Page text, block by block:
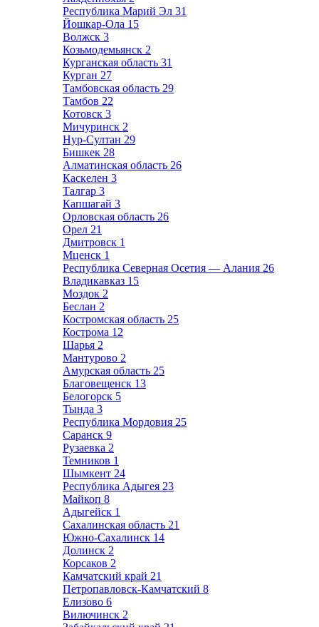
Республика Марий Эл 31
Йошкар-Ола 15
Волжск 3
Козьмодемьянск 2
Курганская область 31
Курган 27
Тамбовская область 29
Тамбов 22
Котовск 3
Мичуринск 2
Нур-Султан 29
Бишкек 28
Алматинская область 26
Каскелен 3
Талгар 3
Капшагай 3
Орловская область 26
Орел 21
Дмитровск 1
Мценск 1
Республика Северная Осетия — Алания 26
Владикавказ 15
Моздок 2
Беслан 2
Костромская область 25
Кострома 12
Шарья 2
Мантурово 2
Амурская область 25
Благовещенск 13
Белогорск 5
Тында 3
Республика Мордовия 25
Саранск 9
Рузаевка 2
Темников 1
Шымкент 24
Республика Адыгея 23
Майкоп 8
Адыгейск 1
Сахалинская область 21
Южно-Сахалинск 14
Долинск 2
Корсаков 2
Камчатский край 21
Петропавловск-Камчатский 8
Елизово 6
Вилючинск 2